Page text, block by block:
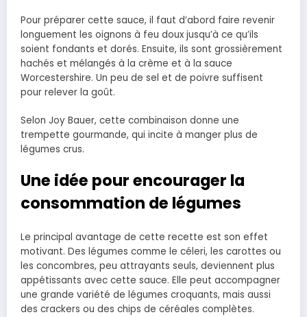
Pour préparer cette sauce, il faut d’abord faire revenir
longuement les oignons à feu doux jusqu’à ce qu’ils
soient fondants et dorés. Ensuite, ils sont grossièrement
hachés et mélangés à la crème et à la sauce
Worcestershire. Un peu de sel et de poivre suffisent
pour relever la goût.
Selon Joy Bauer, cette combinaison donne une
trempette gourmande, qui incite à manger plus de
légumes crus.
Une idée pour encourager la
consommation de légumes
Le principal avantage de cette recette est son effet
motivant. Des légumes comme le céleri, les carottes ou
les concombres, peu attrayants seuls, deviennent plus
appétissants avec cette sauce. Elle peut accompagner
une grande variété de légumes croquants, mais aussi
des crackers ou des chips de céréales complètes.